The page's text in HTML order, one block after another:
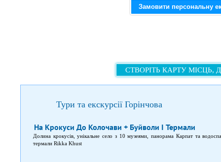
Замовити персональну
СТВОРІТЬ КАРТУ МІСЦЬ,
Тури та екскурсії Горінчова
На Крокуси До Колочави + Буйволи І Термали
Долина крокусів, унікальне село з 10 музеями, панорама Карпат та
термали Rikka Khust